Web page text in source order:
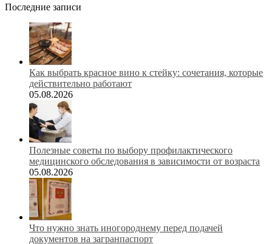
Последние записи
Как выбрать красное вино к стейку: сочетания, которые
действительно работают
05.08.2026
Полезные советы по выбору профилактического
медицинского обследования в зависимости от возраста
05.08.2026
Что нужно знать иногороднему перед подачей
документов на загранпаспорт